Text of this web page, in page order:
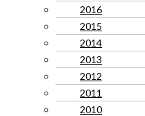
2016
2015
2014
2013
2012
2011
2010